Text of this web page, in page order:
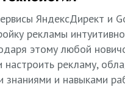
ЯндексДирект и
рекламы
этому любой
настроить рекламу,
знаниями и навыками